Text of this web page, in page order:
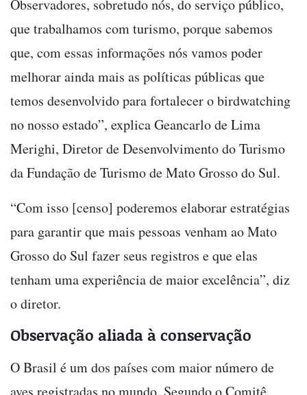
Observadores, sobretudo nós, do serviço público,
que trabalhamos com turismo, porque sabemos
que, com essas informações nós vamos poder
melhorar ainda mais as políticas públicas que
temos desenvolvido para fortalecer o birdwatching
no nosso estado”, explica Geancarlo de Lima
Merighi, Diretor de Desenvolvimento do Turismo
da Fundação de Turismo de Mato Grosso do Sul.
“Com isso [censo] poderemos elaborar estratégias
para garantir que mais pessoas venham ao Mato
Grosso do Sul fazer seus registros e que elas
tenham uma experiência de maior excelência”, diz
o diretor.
Observação aliada à conservação
O Brasil é um dos países com maior número de
aves registradas no mundo. Segundo o Comitê